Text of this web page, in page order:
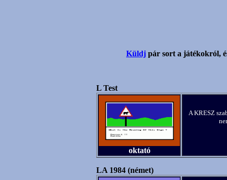
Küldj pár sort a játékokról,
L Test
oktató
A KRESZ
LA 1984 (német)